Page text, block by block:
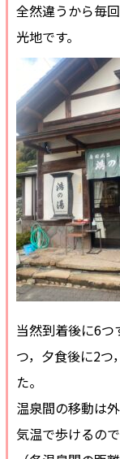
全然違うから毎
光地です。
当然到着後に6つ
つ，夕食後に2つ
た。
温泉間の移動は
気温で歩けるの